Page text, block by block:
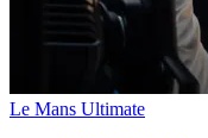
Le Mans Ultimate